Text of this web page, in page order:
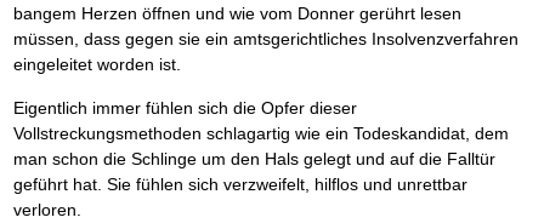
bangem Herzen öffnen und wie vom Donner gerührt lesen
müssen, dass gegen sie ein amtsgerichtliches Insolvenzverfahren
eingeleitet worden ist.
Eigentlich immer fühlen sich die Opfer dieser
Vollstreckungsmethoden schlagartig wie ein Todeskandidat, dem
man schon die Schlinge um den Hals gelegt und auf die Falltür
geführt hat. Sie fühlen sich verzweifelt, hilflos und unrettbar
verloren.